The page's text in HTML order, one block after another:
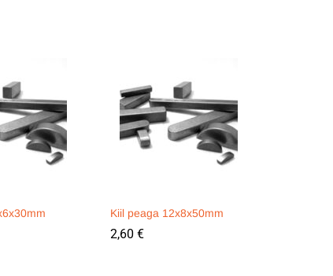
Kiil peaga 12x8x50mm
2,60 €
2,60 €